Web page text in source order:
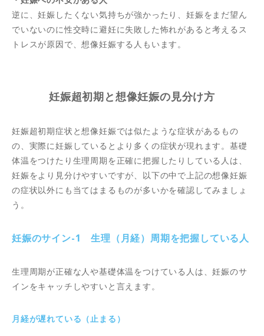
逆に、妊娠したくない気持ちが強かったり、妊娠をまだ望ん
でいないのに性交時に避妊に失敗した怖れがあると考えるス
トレスが原因で、想像妊娠する人もいます。
妊娠超初期と想像妊娠の見分け方
妊娠超初期症状と想像妊娠では似たような症状があるもの
の、実際に妊娠しているとより多くの症状が現れます。基礎
体温をつけたり生理周期を正確に把握したりしている人は、
妊娠をより見分けやすいですが、以下の中で上記の想像妊娠
の症状以外にも当てはまるものが多いかを確認してみましょ
う。
妊娠のサイン-1 生理（月経）周期を把握している人
生理周期が正確な人や基礎体温をつけている人は、妊娠のサ
インをキャッチしやすいと言えます。
月経が遅れている（止まる）